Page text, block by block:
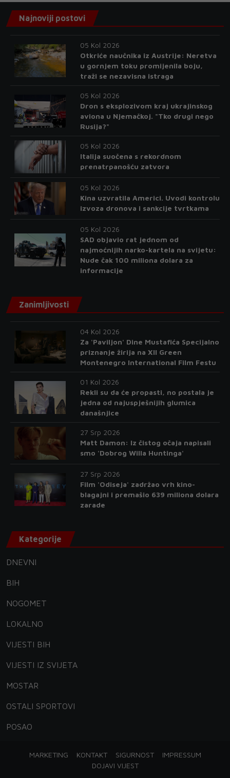
Najnoviji postovi
05 Kol 2026
Otkriće naučnika iz Austrije: Neretva
u gornjem toku promijenila boju,
traži se nezavisna istraga
05 Kol 2026
Dron s eksplozivom kraj ukrajinskog
aviona u Njemačkoj. "Tko drugi nego
Rusija?"
05 Kol 2026
Italija suočena s rekordnom
prenatrpanošću zatvora
05 Kol 2026
Kina uzvratila Americi. Uvodi kontrolu
izvoza dronova i sankcije tvrtkama
05 Kol 2026
SAD objavio rat jednom od
najmoćnijih narko-kartela na svijetu:
Nude čak 100 miliona dolara za
informacije
Zanimljivosti
04 Kol 2026
Za 'Paviljon' Dine Mustafića Specijalno
priznanje žirija na XII Green
Montenegro International Film Festu
01 Kol 2026
Rekli su da će propasti, no postala je
jedna od najuspješnijih glumica
današnjice
27 Srp 2026
Matt Damon: Iz čistog očaja napisali
smo 'Dobrog Willa Huntinga'
27 Srp 2026
Film 'Odiseja' zadržao vrh kino-
blagajni i premašio 639 miliona dolara
zarade
Kategorije
DNEVNI
BIH
NOGOMET
LOKALNO
VIJESTI BIH
VIJESTI IZ SVIJETA
MOSTAR
OSTALI SPORTOVI
POSAO
MARKETING KONTAKT SIGURNOST
IMPRESSUM
DOJAVI VIJEST